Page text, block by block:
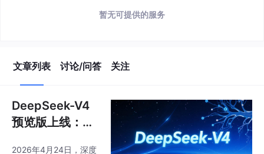
暂无可提供的服务
文章列表 讨论/问答 关注
DeepSeek-V4
预览版上线：开
2026年4月24日，深度